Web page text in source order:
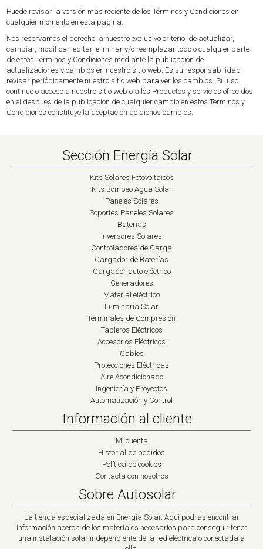
Puede revisar la versión más reciente de los Términos y Condiciones en
cualquier momento en esta página.
Nos reservamos el derecho, a nuestro exclusivo criterio, de actualizar,
cambiar, modificar, editar, eliminar y/o reemplazar todo o cualquier parte
de estos Términos y Condiciones mediante la publicación de
actualizaciones y cambios en nuestro sitio web. Es su responsabilidad
revisar periódicamente nuestro sitio web para ver los cambios. Su uso
continuo o acceso a nuestro sitio web o a los Productos y servicios ofrecidos
en él después de la publicación de cualquier cambio en estos Términos y
Condiciones constituye la aceptación de dichos cambios.
Sección Energía Solar
Kits Solares Fotovoltaicos
Kits Bombeo Agua Solar
Paneles Solares
Soportes Paneles Solares
Baterías
Inversores Solares
Controladores de Carga
Cargador de Baterías
Cargador auto eléctrico
Generadores
Material eléctrico
Luminaria Solar
Terminales de Compresión
Tableros Eléctricos
Accesorios Eléctricos
Cables
Protecciones Eléctricas
Aire Acondicionado
Ingeniería y Proyectos
Automatización y Control
Información al cliente
Mi cuenta
Historial de pedidos
Política de cookies
Contacta con nosotros
Sobre Autosolar
La tienda especializada en Energía Solar. Aquí podrás encontrar
información acerca de los materiales necesarios para conseguir tener
una instalación solar independiente de la red eléctrica o conectada a